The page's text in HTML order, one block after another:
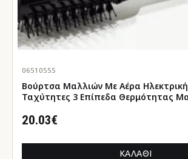
06510555
Βούρτσα Μαλλιών Με Αέρα
Ταχύτητες 3 Επίπεδα
20.03€
ΚΑΛΆΘΙ